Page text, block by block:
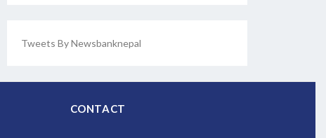
Tweets By Newsbanknepal
CONTACT